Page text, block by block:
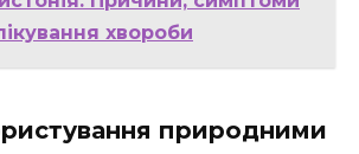
хвороби
природними